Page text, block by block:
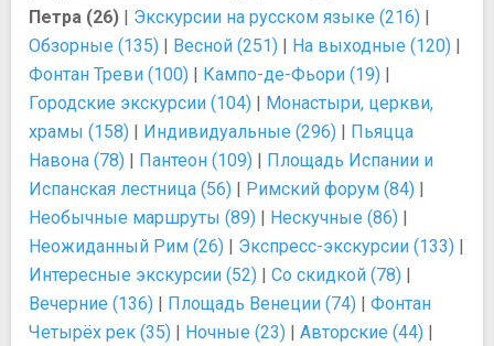
Петра (26) | Экскурсии на русском языке (216) |
Обзорные (135) | Весной (251) | На выходные (120) |
Фонтан Треви (100) | Кампо-де-Фьори (19) |
Городские экскурсии (104) | Монастыри, церкви,
храмы (158) | Индивидуальные (296) | Пьяцца
Навона (78) | Пантеон (109) | Площадь Испании и
Испанская лестница (56) | Римский форум (84) |
Необычные маршруты (89) | Нескучные (86) |
Неожиданный Рим (26) | Экспресс-экскурсии (133) |
Интересные экскурсии (52) | Со скидкой (78) |
Вечерние (136) | Площадь Венеции (74) | Фонтан
Четырёх рек (35) | Ночные (23) | Авторские (44) |